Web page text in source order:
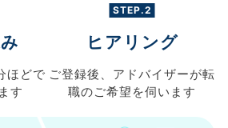
ほどで
す
STEP.2
ヒアリング
ご登録後、 アドバイザーが転
職のご希望を伺います